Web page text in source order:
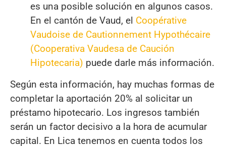
es una posible solución en algunos casos.
En el cantón de Vaud, el Coopérative
Vaudoise de Cautionnement Hypothécaire
(Cooperativa Vaudesa de Caución
Hipotecaria) puede darle más información.
Según esta información, hay muchas formas de
completar la aportación 20% al solicitar un
préstamo hipotecario. Los ingresos también
serán un factor decisivo a la hora de acumular
capital. En Lica tenemos en cuenta todos los